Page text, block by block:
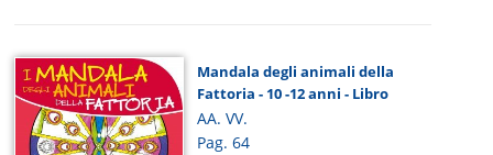
Mandala degli animali della
Fattoria - 10 -12 anni - Libro
AA. VV.
Pag. 64